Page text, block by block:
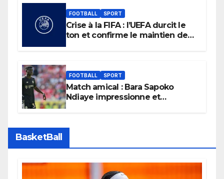
FOOTBALL SPORT
Crise à la FIFA : l’UEFA durcit le
ton et confirme le maintien de
FOOTBALL SPORT
Match amical : Bara Sapoko
Ndiaye impressionne et
BasketBall